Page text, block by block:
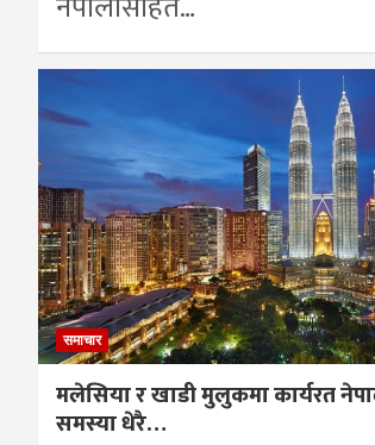
समाचार
मलेसिया र खाडी मुलुकमा कार्यरत
समस्या धेरै…